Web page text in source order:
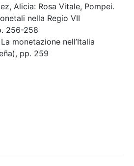
Alicia: Rosa Vitale, Pompei.
nella Regio VII
256-258
monetazione nell’Italia
pp. 259